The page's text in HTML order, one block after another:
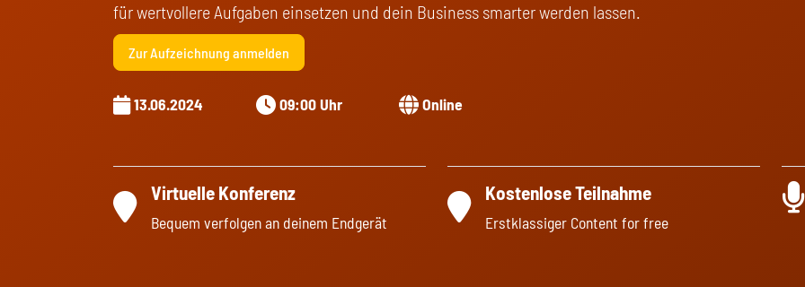
für wertvollere Aufgaben einsetzen und dein Business smarter werden lassen.
Zur Aufzeichnung anmelden
13.06.2024 09:00 Uhr Online
Virtuelle Konferenz
Bequem verfolgen an deinem Endgerät
Kostenlose Teilnahme
Erstklassiger Content for free